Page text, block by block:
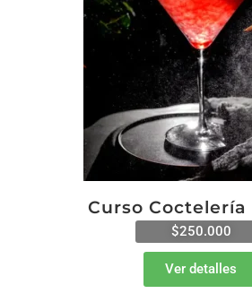
Curso Coctelería
$250.000
Ver detalles